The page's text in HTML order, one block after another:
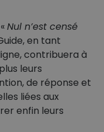
Nul n’est censé
en tant
contribuera à
leurs
de réponse et
liées aux
enfin leurs